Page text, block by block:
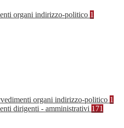
organi indirizzo-politico 1
organi indirizzo-politico 1
dirigenti - amministrativi 171